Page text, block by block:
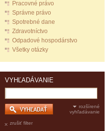
Pracovné právo
Správne právo
Spotrebné dane
Zdravotníctvo
Odpadové hospodárstvo
Všetky otázky
VYHĽADÁVANIE
rozšírené
vyhľadávanie
zrušiť filter